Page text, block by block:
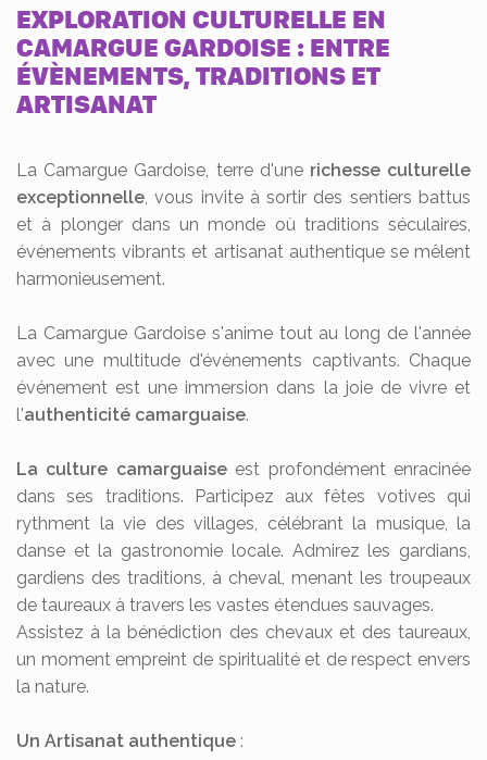
EXPLORATION CULTURELLE EN
CAMARGUE GARDOISE : ENTRE
ÉVÈNEMENTS, TRADITIONS ET
ARTISANAT
La Camargue Gardoise, terre d'une richesse culturelle
exceptionnelle, vous invite à sortir des sentiers battus
et à plonger dans un monde où traditions séculaires,
événements vibrants et artisanat authentique se mêlent
harmonieusement.
La Camargue Gardoise s'anime tout au long de l'année
avec une multitude d'évènements captivants. Chaque
événement est une immersion dans la joie de vivre et
l'authenticité camarguaise.
La culture camarguaiseest profondément enracinée
dans ses traditions. Participez aux fêtes votives qui
rythment la vie des villages, célébrant la musique, la
danse et la gastronomie locale. Admirez les gardians,
gardiens des traditions, à cheval, menant les troupeaux
de taureaux à travers les vastes étendues sauvages.
Assistez à la bénédiction des chevaux et des taureaux,
un moment empreint de spiritualité et de respect envers
la nature.
Un Artisanat authentique :